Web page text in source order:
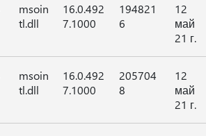
msoin
tl.dll
16.0.492
7.1000
194821
6
12
май
21 г.
msoin
tl.dll
16.0.492
7.1000
205704
8
12
май
21 г.